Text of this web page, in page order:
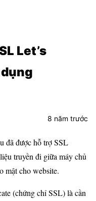
Let’s
8 năm trước
đã được hỗ trợ SSL
truyền đi giữa máy chủ
mật cho website.
(chứng chỉ SSL) là cần